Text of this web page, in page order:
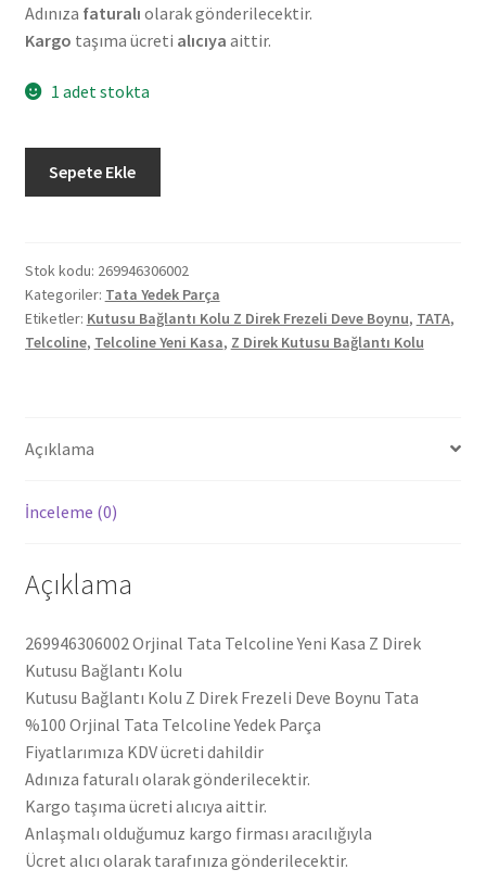
Adınıza faturalı olarak gönderilecektir.
Kargo taşıma ücreti alıcıya aittir.
1 adet stokta
Kasa
Z
Direk
Kutusu
adet
Sepete Ekle
Stok kodu: 269946306002
Kategoriler: Tata Yedek Parça
Etiketler: Kutusu Bağlantı Kolu Z Direk Frezeli Deve Boynu, TATA,
Telcoline, Telcoline Yeni Kasa, Z Direk Kutusu Bağlantı Kolu
Açıklama
İnceleme (0)
Açıklama
269946306002 Orjinal Tata Telcoline Yeni Kasa Z Direk
Kutusu Bağlantı Kolu
Kutusu Bağlantı Kolu Z Direk Frezeli Deve Boynu Tata
%100 Orjinal Tata Telcoline Yedek Parça
Fiyatlarımıza KDV ücreti dahildir
Adınıza faturalı olarak gönderilecektir.
Kargo taşıma ücreti alıcıya aittir.
Anlaşmalı olduğumuz kargo firması aracılığıyla
Ücret alıcı olarak tarafınıza gönderilecektir.